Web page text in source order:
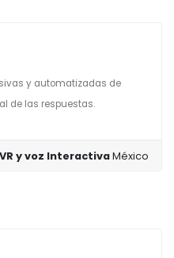
y automatizadas de
de las respuestas.
y voz InteractivaMéxico